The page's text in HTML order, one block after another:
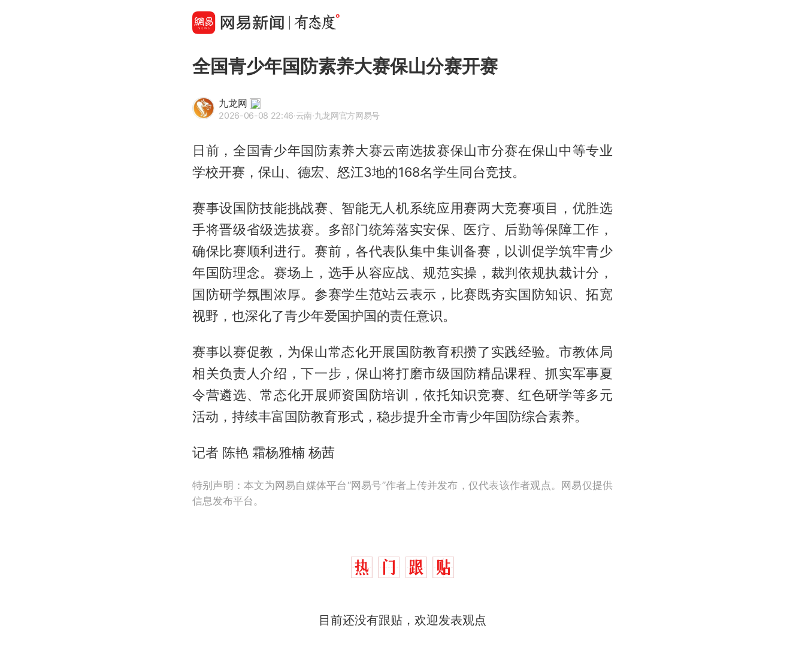
全国青少年国防素养大赛保山分赛开赛
九龙网
2026-06-08 22:46·云南·九龙网官方网易号
日前，全国青少年国防素养大赛云南选拔赛保山市分赛在保山中等专业
学校开赛，保山、德宏、怒江3地的168名学生同台竞技。
赛事设国防技能挑战赛、智能无人机系统应用赛两大竞赛项目，优胜选
手将晋级省级选拔赛。多部门统筹落实安保、医疗、后勤等保障工作，
确保比赛顺利进行。赛前，各代表队集中集训备赛，以训促学筑牢青少
年国防理念。赛场上，选手从容应战、规范实操，裁判依规执裁计分，
国防研学氛围浓厚。参赛学生范站云表示，比赛既夯实国防知识、拓宽
视野，也深化了青少年爱国护国的责任意识。
赛事以赛促教，为保山常态化开展国防教育积攒了实践经验。市教体局
相关负责人介绍，下一步，保山将打磨市级国防精品课程、抓实军事夏
令营遴选、常态化开展师资国防培训，依托知识竞赛、红色研学等多元
活动，持续丰富国防教育形式，稳步提升全市青少年国防综合素养。
记者 陈艳 霜杨雅楠 杨茜
特别声明：本文为网易自媒体平台“网易号”作者上传并发布，仅代表该作者观点。网易仅提供
信息发布平台。
目前还没有跟贴，欢迎发表观点